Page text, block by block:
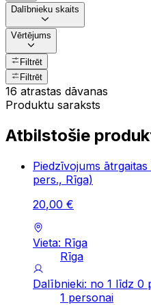
Dalībnieku skaits
Vērtējums
Filtrēt
Filtrēt
16 atrastas dāvanas
Produktu saraksts
Atbilstošie
Piedzīvojums
pers., Rīga)
20,00 €
Vieta: Rīga
Rīga
Dalībnieki: no 1 līdz 0
1 personai